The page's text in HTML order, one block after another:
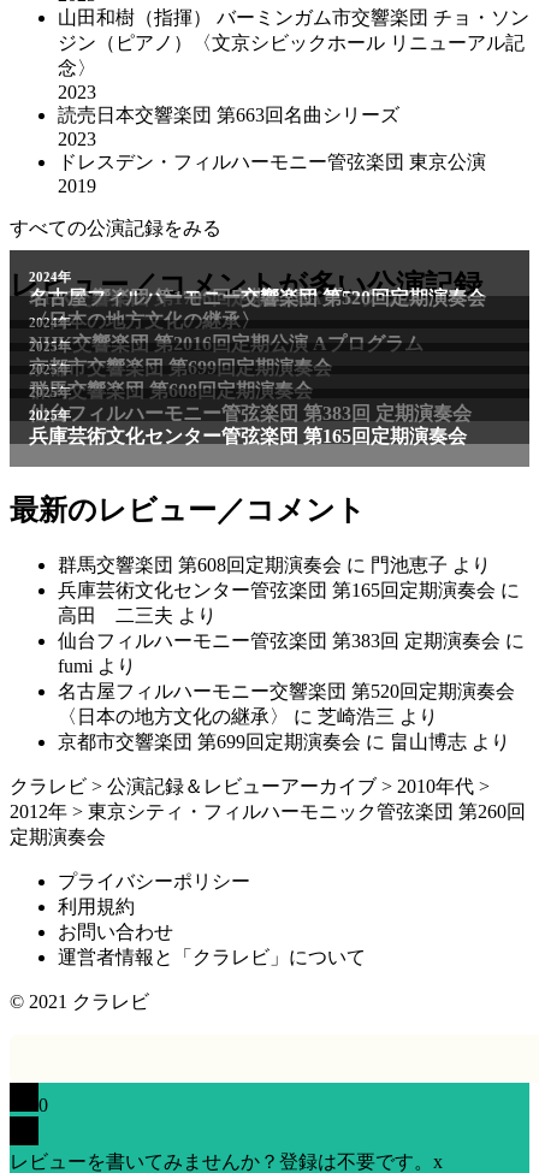
山田和樹（指揮） バーミンガム市交響楽団 チョ・ソン
ジン（ピアノ）〈文京シビックホール リニューアル記
念〉
2023
読売日本交響楽団 第663回名曲シリーズ
2023
ドレスデン・フィルハーモニー管弦楽団 東京公演
2019
すべての公演記録をみる
レビュー／コメントが多い公演記録
2011年
NHK交響楽団 第1706回定期公演Aプログラム
2024年
名古屋フィルハーモニー交響楽団 第520回定期演奏会
〈日本の地方文化の継承〉
2024年
NHK交響楽団 第2016回定期公演 Aプログラム
2025年
京都市交響楽団 第699回定期演奏会
2025年
群馬交響楽団 第608回定期演奏会
2025年
仙台フィルハーモニー管弦楽団 第383回 定期演奏会
2025年
兵庫芸術文化センター管弦楽団 第165回定期演奏会
最新のレビュー／コメント
群馬交響楽団 第608回定期演奏会 に 門池恵子 より
兵庫芸術文化センター管弦楽団 第165回定期演奏会 に
高田 二三夫 より
仙台フィルハーモニー管弦楽団 第383回 定期演奏会 に
fumi より
名古屋フィルハーモニー交響楽団 第520回定期演奏会
〈日本の地方文化の継承〉
に 芝崎浩三 より
京都市交響楽団 第699回定期演奏会 に 畠山博志 より
クラレビ > 公演記録＆レビューアーカイブ > 2010年代 >
2012年 > 東京シティ・フィルハーモニック管弦楽団 第260回
定期演奏会
プライバシーポリシー
利用規約
お問い合わせ
運営者情報と「クラレビ」について
© 2021 クラレビ
0
レビューを書いてみませんか？登録は不要です。 x